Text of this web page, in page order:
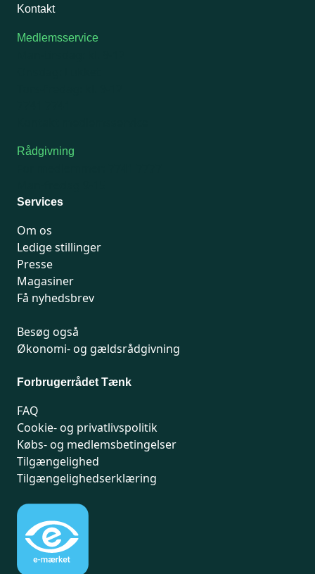
Kontakt
Medlemsservice
Rådgivning
Services
Om os
Ledige stillinger
Presse
Magasiner
Få nyhedsbrev
Besøg også
Økonomi- og gældsrådgivning
Forbrugerrådet Tænk
FAQ
Cookie- og privatlivspolitik
Købs- og medlemsbetingelser
Tilgængelighed
Tilgængelighedserklæring